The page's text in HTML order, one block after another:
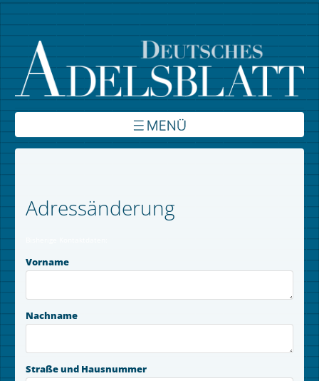
Über uns
Verbände
Adressänderung
Vorname
Nachname
Straße und Hausnummer